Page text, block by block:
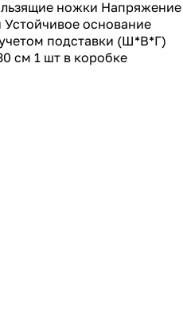
ножки Напряжение
основание
подставки (Ш*В*Г)
см 1 шт в коробке